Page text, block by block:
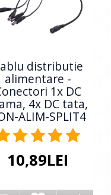
distributie
alimentare -
1x DC
4x DC tata,
ALIM-SPLIT4
10,89LEI